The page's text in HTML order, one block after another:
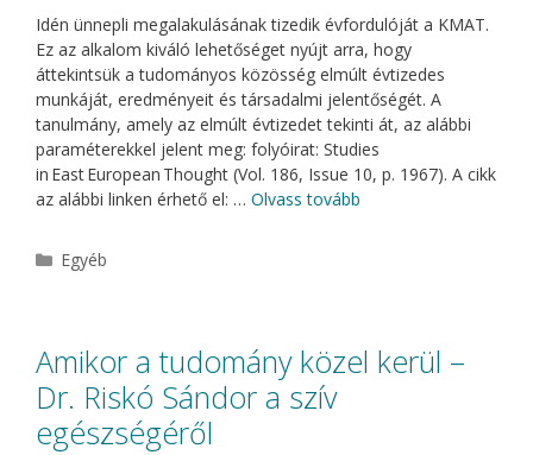
Idén ünnepli megalakulásának tizedik évfordulóját a KMAT.
Ez az alkalom kiváló lehetőséget nyújt arra, hogy
áttekintsük a tudományos közösség elmúlt évtizedes
munkáját, eredményeit és társadalmi jelentőségét. A
tanulmány, amely az elmúlt évtizedet tekinti át, az alábbi
paraméterekkel jelent meg: folyóirat: Studies
in East European Thought (Vol. 186, Issue 10, p. 1967). A cikk
az alábbi linken érhető el: … Olvass tovább
Kategória
Egyéb
Amikor a tudomány közel kerül –
Dr. Riskó Sándor a szív
egészségéről